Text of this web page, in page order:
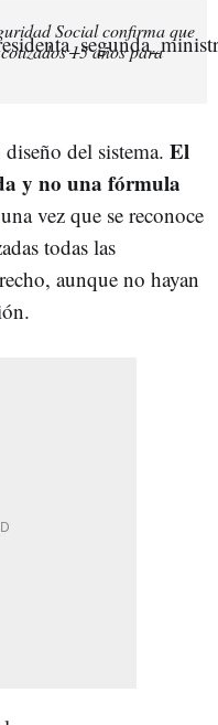
Social confirma que
15 años para
del sistema. El
y no una fórmula
vez que se reconoce
todas las
aunque no hayan